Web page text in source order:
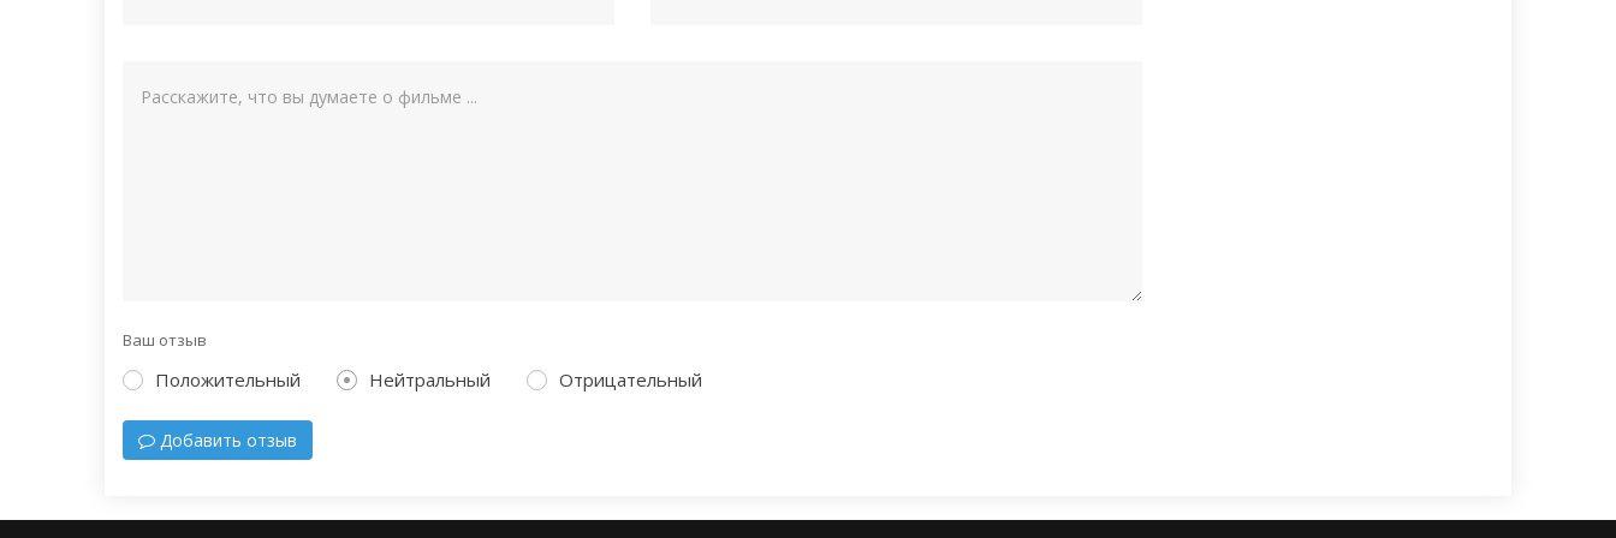
Ваш отзыв
Положительный Нейтральный Отрицательный
Добавить отзыв